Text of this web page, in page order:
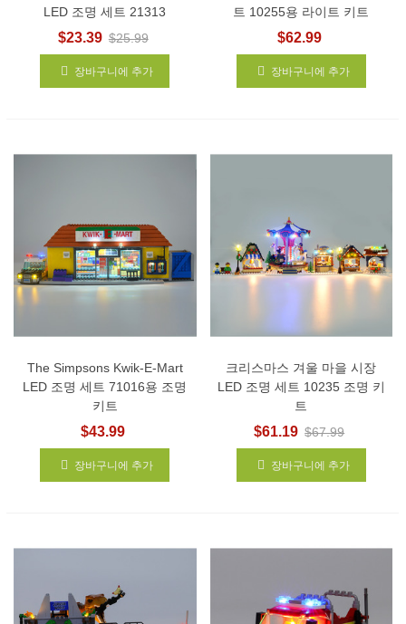
LED 조명 세트 21313
$23.39 $25.99
장바구니에 추가
트 10255용 라이트 키트
$62.99
장바구니에 추가
The Simpsons Kwik-E-Mart
LED 조명 세트 71016용 조명
키트
$43.99
장바구니에 추가
크리스마스 겨울 마을 시장
LED 조명 세트 10235 조명 키
트
$61.19 $67.99
장바구니에 추가